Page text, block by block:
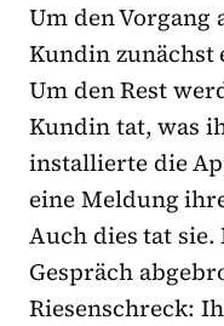
Um den Vorgang
Kundin zunächst
Um den Rest
Kundin tat, was
installierte die
eine Meldung
Auch dies tat
Gespräch
Riesenschreck: